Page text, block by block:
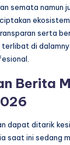
semata namun
serta
di
Berita
dapat ditarik
saat ini sedang